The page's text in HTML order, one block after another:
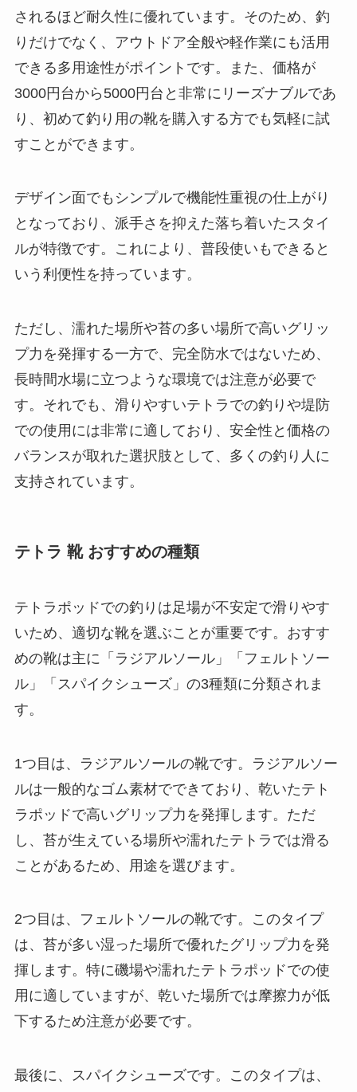
されるほど耐久性に優れています。そのため、釣
りだけでなく、アウトドア全般や軽作業にも活用
できる多用途性がポイントです。また、価格が
3000円台から5000円台と非常にリーズナブルであ
り、初めて釣り用の靴を購入する方でも気軽に試
すことができます。
デザイン面でもシンプルで機能性重視の仕上がり
となっており、派手さを抑えた落ち着いたスタイ
ルが特徴です。これにより、普段使いもできると
いう利便性を持っています。
ただし、濡れた場所や苔の多い場所で高いグリッ
プ力を発揮する一方で、完全防水ではないため、
長時間水場に立つような環境では注意が必要で
す。それでも、滑りやすいテトラでの釣りや堤防
での使用には非常に適しており、安全性と価格の
バランスが取れた選択肢として、多くの釣り人に
支持されています。
テトラ 靴 おすすめの種類
テトラポッドでの釣りは足場が不安定で滑りやす
いため、適切な靴を選ぶことが重要です。おすす
めの靴は主に「ラジアルソール」「フェルトソー
ル」「スパイクシューズ」の3種類に分類されま
す。
1つ目は、ラジアルソールの靴です。ラジアルソー
ルは一般的なゴム素材でできており、乾いたテト
ラポッドで高いグリップ力を発揮します。ただ
し、苔が生えている場所や濡れたテトラでは滑る
ことがあるため、用途を選びます。
2つ目は、フェルトソールの靴です。このタイプ
は、苔が多い湿った場所で優れたグリップ力を発
揮します。特に磯場や濡れたテトラポッドでの使
用に適していますが、乾いた場所では摩擦力が低
下するため注意が必要です。
最後に、スパイクシューズです。このタイプは、